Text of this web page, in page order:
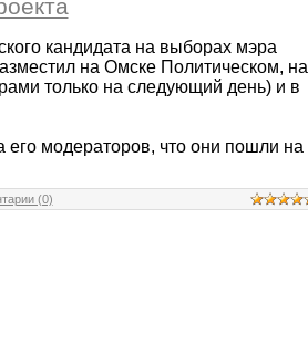
кандидата на выборах мэра
на Омске Политическом, на
только на следующий день) и в
его модераторов, что они пошли на
(0)